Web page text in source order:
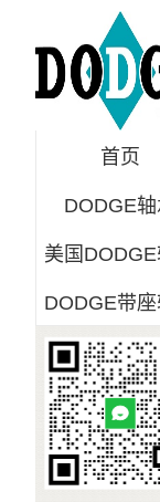
首页
DODGE
美国
DODGE带